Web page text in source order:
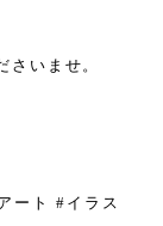
さいませ。
ート #イラス